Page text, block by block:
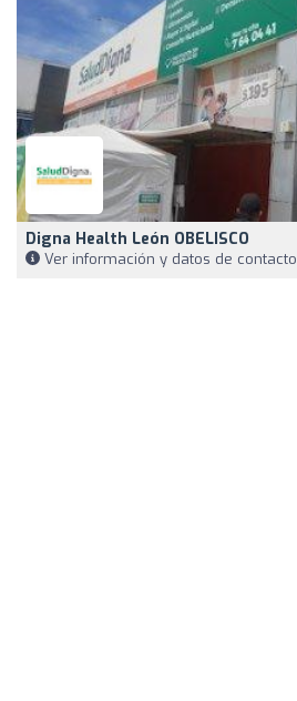
Digna Health León OBELISCO
Ver información y datos de contacto